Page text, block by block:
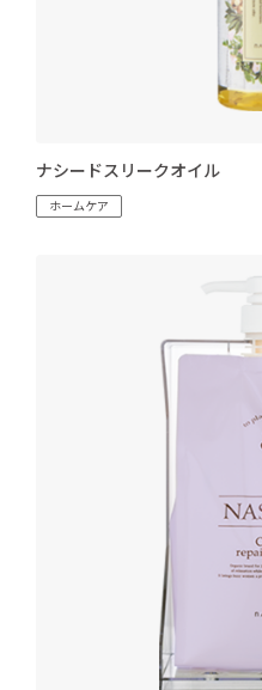
ナシードスリークオイル
ホームケア